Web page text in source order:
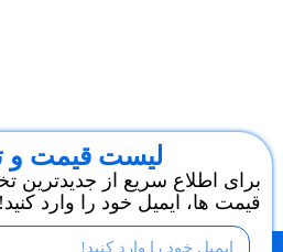
لیست قیمت و
برای اطلاع سریع از جدیدترین
قیمت ها، ایمیل خود را وارد کنید!